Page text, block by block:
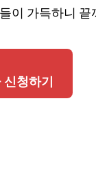
이 가득하니 끝
신청하기